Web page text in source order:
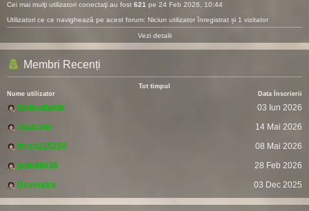
Cei mai mulţi utilizatori conectaţi au fost 621 pe 24 Feb 2026, 10:44
Utilizatori ce ce navighează pe acest forum: Niciun utilizator înregistrat și 1 vizitator
Vezi detalii
Membri Recenți
Tot timpul
Nume utilizator
Data Înscrierii
fatimathahir
03 Iun 2026
vladcvm
14 Mai 2026
fresh215250
08 Mai 2026
pomitil436
28 Feb 2026
Devendra
03 Dec 2025